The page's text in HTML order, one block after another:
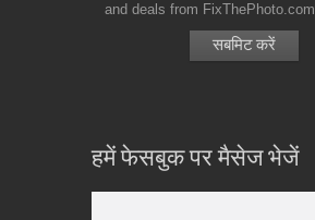
and deals from FixThePhoto.com
हमें फेसबुक पर मैसेज भेजें